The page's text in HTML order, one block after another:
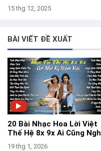
15 thg 12, 2025
BÀI VIẾT ĐỀ XUẤT
20 Bài Nhạc Hoa Lời Việt
Thế Hệ 8x 9x Ai Cũng
19 thg 1, 2026